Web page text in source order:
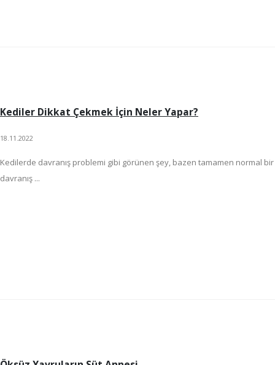
Kediler Dikkat Çekmek İçin Neler Yapar?
18.11.2022
Kedilerde davranış problemi gibi görünen şey, bazen tamamen normal bir
davranış ...